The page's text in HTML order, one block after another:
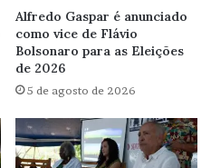
Alfredo Gaspar é anunciado
como vice de Flávio
Bolsonaro para as Eleições
de 2026
5 de agosto de 2026